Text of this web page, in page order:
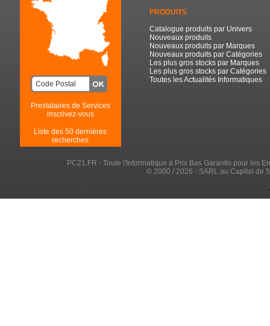
Prestataires de Services
inscrivez-vous
Liste des 50 dernières
recherches
PRODUITS
Catalogue produits par Univers
Nouveaux produits
Nouveaux produits par Marques
Nouveaux produits par Catégories
Les plus gros stocks par Marques
Les plus gros stocks par Catégories
Toutes les Actualités Informatiques
PC21.FR - Toute l'Informatique à Prix Bas Garantis pour les
© 2000 / 2026 - SARL au Capital de